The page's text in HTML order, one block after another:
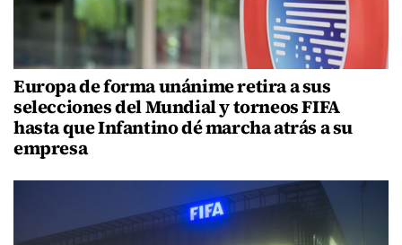
Europa de forma unánime retira a sus
selecciones del Mundial y torneos FIFA
hasta que Infantino dé marcha atrás a su
empresa